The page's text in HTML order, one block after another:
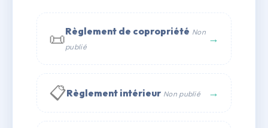
📜Règlement de copropriété Non
publié
→
📋Règlement intérieur Non publié →